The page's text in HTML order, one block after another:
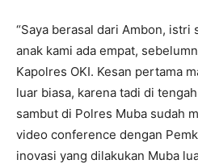
“Saya berasal dari Ambon, istri
anak kami ada empat,
Kapolres OKI. Kesan pertama
luar biasa, karena tadi di
sambut di Polres Muba sudah
video conference dengan
inovasi yang dilakukan Muba